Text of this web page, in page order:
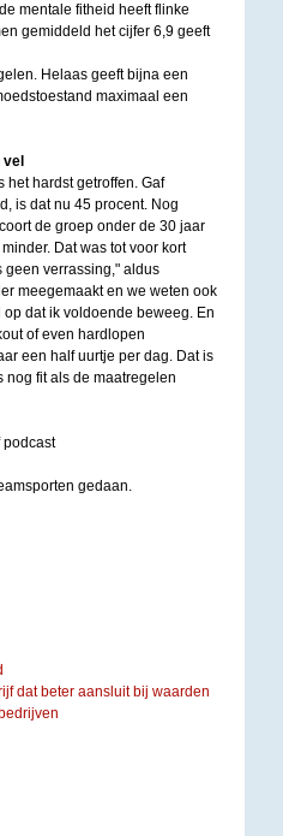
mentale fitheid heeft flinke
gemiddeld het cijfer 6,9 geeft
Helaas geeft bijna een
maximaal een
hardst getroffen. Gaf
is dat nu 45 procent. Nog
de groep onder de 30 jaar
Dat was tot voor kort
geen verrassing," aldus
meegemaakt en we weten ook
dat ik voldoende beweeg. En
of even hardlopen
een half uurtje per dag. Dat is
nog fit als de maatregelen
gedaan.
dat beter aansluit bij waarden